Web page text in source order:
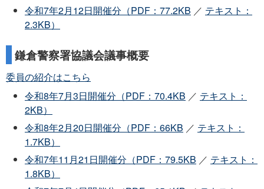
令和7年2月12日開催分（PDF：77.2KB ／ テキスト：
2.3KB）
鎌倉警察署協議会議事概要
委員の紹介はこちら
令和8年7月3日開催分（PDF：70.4KB ／ テキスト：
2KB）
令和8年2月20日開催分（PDF：66KB ／ テキスト：
1.7KB）
令和7年11月21日開催分（PDF：79.5KB ／ テキスト：
1.8KB）